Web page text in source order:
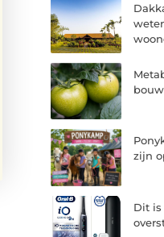
zijn
Dit is